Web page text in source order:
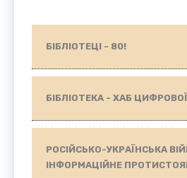
БІБЛІОТЕЦІ - 80!
БІБЛІОТЕКА - ХАБ
РОСІЙСЬКО-УКРАЇНСЬКА
ІНФОРМАЦІЙНЕ